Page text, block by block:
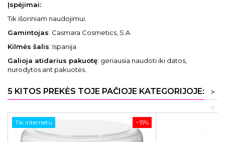
Įspėjimai:
Tik išoriniam naudojimui.
Gamintojas: Casmara Cosmetics, S.A
Kilmės šalis: Ispanija
Galioja atidarius pakuotę: geriausia naudoti iki datos,
nurodytos ant pakuotės.
5 KITOS PREKĖS TOJE PAČIOJE KATEGORIJOJE:
>
<
−15%
Tik internetu